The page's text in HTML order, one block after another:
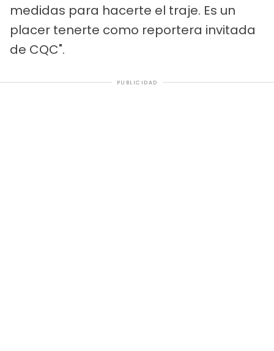
medidas para hacerte el traje. Es un
placer tenerte como reportera invitada
de CQC".
PUBLICIDAD